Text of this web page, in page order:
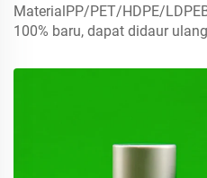
Karton Sampel Gratis
MaterialPP/PET/HDPE/
100% baru, dapat didaur
kami untuk pesanan